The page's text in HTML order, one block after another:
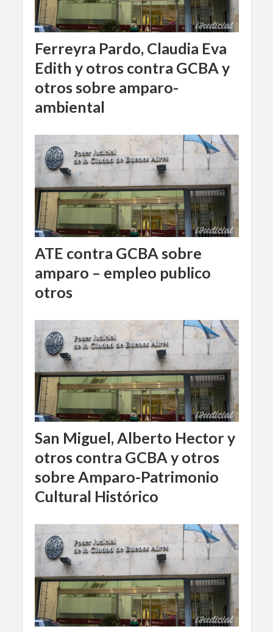
Ferreyra Pardo, Claudia Eva
Edith y otros contra GCBA y
otros sobre amparo-
ambiental
ATE contra GCBA sobre
amparo – empleo publico
otros
San Miguel, Alberto Hector y
otros contra GCBA y otros
sobre Amparo-Patrimonio
Cultural Histórico